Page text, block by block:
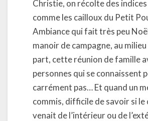
Christie, on récolte des indices
comme les cailloux du Petit
Ambiance qui fait très peu
manoir de campagne, au
part, cette réunion de famille
personnes qui se connaissent
carrément pas… Et quand un
commis, difficile de savoir si le
venait de l’intérieur ou de